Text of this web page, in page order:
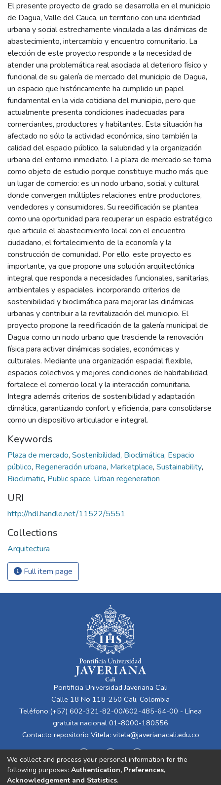
El presente proyecto de grado se desarrolla en el municipio
de Dagua, Valle del Cauca, un territorio con una identidad
urbana y social estrechamente vinculada a las dinámicas de
abastecimiento, intercambio y encuentro comunitario. La
elección de este proyecto responde a la necesidad de
atender una problemática real asociada al deterioro físico y
funcional de su galería de mercado del municipio de Dagua,
un espacio que históricamente ha cumplido un papel
fundamental en la vida cotidiana del municipio, pero que
actualmente presenta condiciones inadecuadas para
comerciantes, productores y habitantes. Esta situación ha
afectado no sólo la actividad económica, sino también la
calidad del espacio público, la salubridad y la organización
urbana del entorno inmediato. La plaza de mercado se toma
como objeto de estudio porque constituye mucho más que
un lugar de comercio: es un nodo urbano, social y cultural
donde convergen múltiples relaciones entre productores,
vendedores y consumidores. Su reedificación se plantea
como una oportunidad para recuperar un espacio estratégico
que articule el abastecimiento local con el encuentro
ciudadano, el fortalecimiento de la economía y la
construcción de comunidad. Por ello, este proyecto es
importante, ya que propone una solución arquitectónica
integral que responda a necesidades funcionales, sanitarias,
ambientales y espaciales, incorporando criterios de
sostenibilidad y bioclimática para mejorar las dinámicas
urbanas y contribuir a la revitalización del municipio. El
proyecto propone la reedificación de la galería municipal de
Dagua como un nodo urbano que trasciende la renovación
física para activar dinámicas sociales, económicas y
culturales. Mediante una organización espacial flexible,
espacios colectivos y mejores condiciones de habitabilidad,
fortalece el comercio local y la interacción comunitaria.
Integra además criterios de sostenibilidad y adaptación
climática, garantizando confort y eficiencia, para consolidarse
como un dispositivo articulador e integral.
Keywords
Plaza de mercado, Sostenibilidad, Bioclimática, Espacio
público, Regeneración urbana, Marketplace, Sustainability,
Bioclimatic, Public space, Urban regeneration
URI
http://hdl.handle.net/11522/5551
Collections
Arquitectura
Full item page
Pontificia Universidad Javeriana Cali
Calle 18 No 118-250 Cali, Colombia
Teléfono:(+57) 602-321-82-00/602-485-64-00 - Línea
gratuita nacional 01-8000-180556
Contacto repositorio Vitela: vitela@javerianacali.edu.co
We collect and process your personal information for the
following purposes: Authentication, Preferences,
Acknowledgement and Statistics.